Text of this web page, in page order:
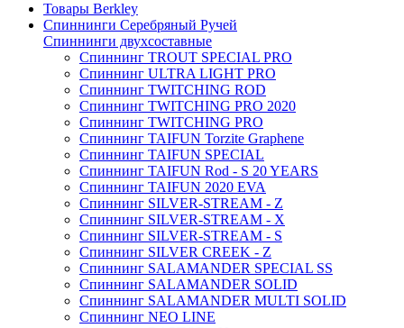
Товары Berkley
Спиннинги Серебряный Ручей
Спиннинги двухсоставные
Спиннинг TROUT SPECIAL PRO
Спиннинг ULTRA LIGHT PRO
Спиннинг TWITCHING ROD
Спиннинг TWITCHING PRO 2020
Спиннинг TWITCHING PRO
Спиннинг TAIFUN Torzite Graphene
Спиннинг TAIFUN SPECIAL
Спиннинг TAIFUN Rod - S 20 YEARS
Спиннинг TAIFUN 2020 EVA
Спиннинг SILVER-STREAM - Z
Спиннинг SILVER-STREAM - X
Спиннинг SILVER-STREAM - S
Спиннинг SILVER CREEK - Z
Спиннинг SALAMANDER SPECIAL SS
Спиннинг SALAMANDER SOLID
Спиннинг SALAMANDER MULTI SOLID
Спиннинг NEO LINE